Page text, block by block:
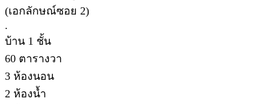
(เอกลักษณ์ซอย 2)
.
บ้าน 1 ชั้น
60 ตารางวา
3 ห้องนอน
2 ห้องน้ำ